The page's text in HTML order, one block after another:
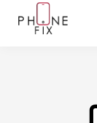
głównego